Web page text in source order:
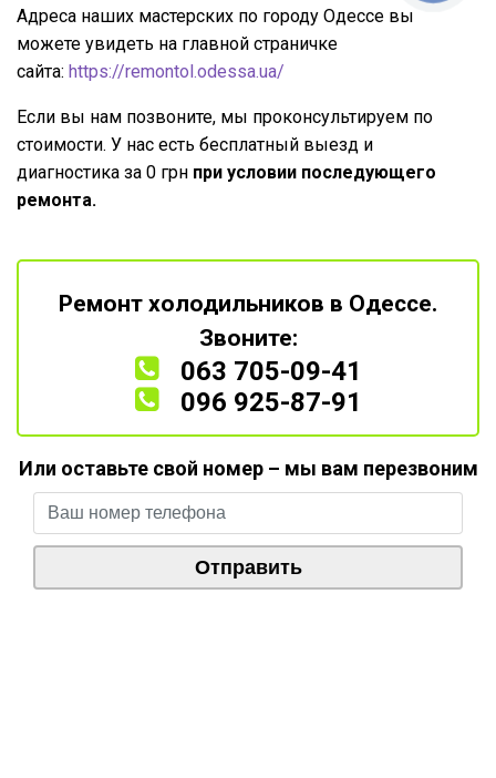
Адреса наших мастерских по городу Одессе вы
можете увидеть на главной страничке
сайта: https://remontol.odessa.ua/
Если вы нам позвоните, мы проконсультируем по
стоимости. У нас есть бесплатный выезд и
диагностика за 0 грн при условии последующего
ремонта.
Ремонт холодильников в Одессе.
Звоните:
063 705-09-41
096 925-87-91
Или оставьте свой номер – мы вам перезвоним